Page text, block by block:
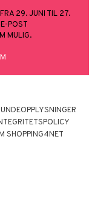
29. JUNI TIL 27.
POST
MULIG.
SHOPPING4NET